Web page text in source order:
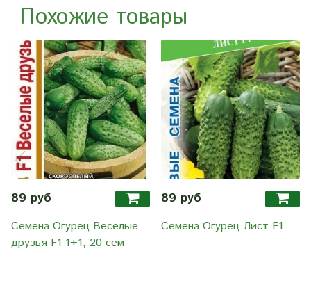
Похожие товары
89 руб
Семена Огурец Веселые
друзья F1 1+1, 20 сем
89 руб
Семена Огурец Лист F1